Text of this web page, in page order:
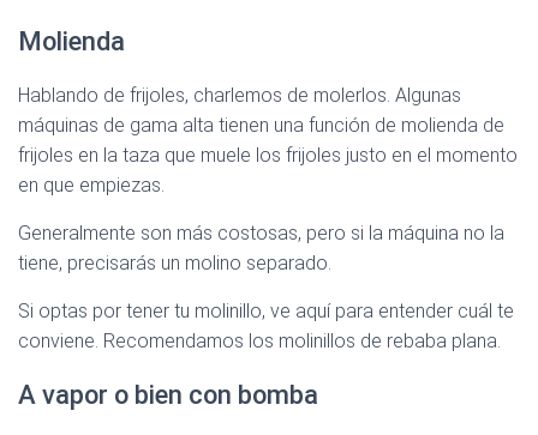
Molienda
Hablando de frijoles, charlemos de molerlos. Algunas
máquinas de gama alta tienen una función de molienda de
frijoles en la taza que muele los frijoles justo en el momento
en que empiezas.
Generalmente son más costosas, pero si la máquina no la
tiene, precisarás un molino separado.
Si optas por tener tu molinillo, ve aquí para entender cuál te
conviene. Recomendamos los molinillos de rebaba plana.
A vapor o bien con bomba